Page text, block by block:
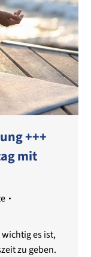
+++
mit
es ist,
zu geben.